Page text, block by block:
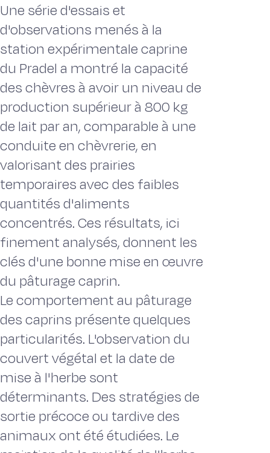
Une série d'essais et
d'observations menés à la
station expérimentale caprine
du Pradel a montré la capacité
des chèvres à avoir un niveau de
production supérieur à 800 kg
de lait par an, comparable à une
conduite en chèvrerie, en
valorisant des prairies
temporaires avec des faibles
quantités d'aliments
concentrés. Ces résultats, ici
finement analysés, donnent les
clés d'une bonne mise en œuvre
du pâturage caprin.
Le comportement au pâturage
des caprins présente quelques
particularités. L'observation du
couvert végétal et la date de
mise à l'herbe sont
déterminants. Des stratégies de
sortie précoce ou tardive des
animaux ont été étudiées. Le